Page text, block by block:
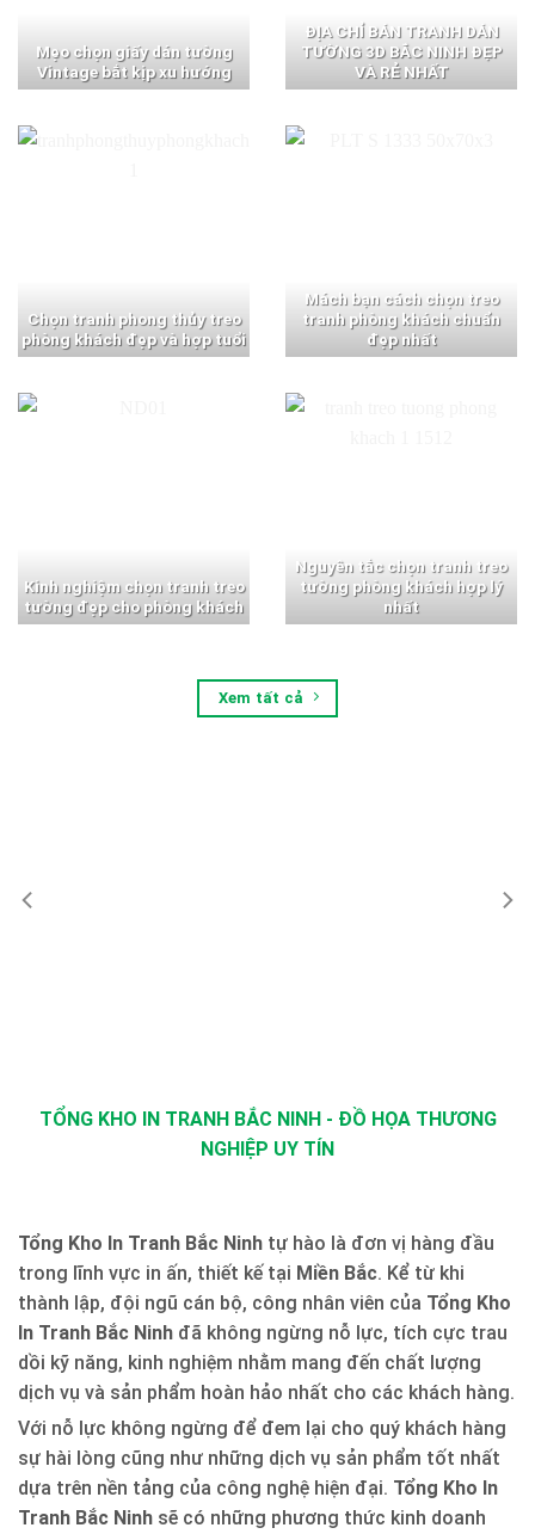
Mẹo chọn giấy dán tường
Vintage bắt kịp xu hướng
ĐỊA CHỈ BÁN TRANH DÁN
TƯỜNG 3D BẮC NINH ĐẸP
VÀ RẺ NHẤT
Chọn tranh phong thủy treo
phòng khách đẹp và hợp tuổi
Mách bạn cách chọn treo
tranh phòng khách chuẩn
đẹp nhất
Kinh nghiệm chọn tranh treo
tường đẹp cho phòng khách
Nguyên tắc chọn tranh treo
tường phòng khách hợp lý
nhất
Xem tất cả
TỔNG KHO IN TRANH BẮC NINH - ĐỒ HỌA THƯƠNG
NGHIỆP UY TÍN
Tổng Kho In Tranh Bắc Ninh tự hào là đơn vị hàng đầu
trong lĩnh vực in ấn, thiết kế tại Miền Bắc. Kể từ khi
thành lập, đội ngũ cán bộ, công nhân viên của Tổng Kho
In Tranh Bắc Ninh đã không ngừng nỗ lực, tích cực trau
dồi kỹ năng, kinh nghiệm nhằm mang đến chất lượng
dịch vụ và sản phẩm hoàn hảo nhất cho các khách hàng.
Với nỗ lực không ngừng để đem lại cho quý khách hàng
sự hài lòng cũng như những dịch vụ sản phẩm tốt nhất
dựa trên nền tảng của công nghệ hiện đại. Tổng Kho In
Tranh Bắc Ninh sẽ có những phương thức kinh doanh